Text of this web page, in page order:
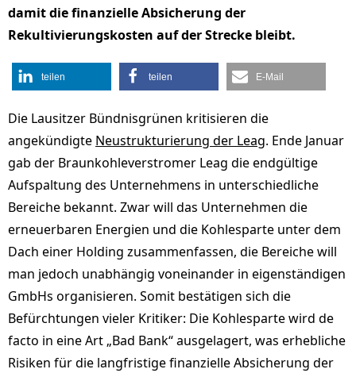
damit die finanzielle Absicherung der
Rekultivierungskosten auf der Strecke bleibt.
teilen teilen E-Mail
Die Lausitzer Bündnisgrünen kritisieren die
angekündigte Neustrukturierung der Leag. Ende Januar
gab der Braunkohleverstromer Leag die endgültige
Aufspaltung des Unternehmens in unterschiedliche
Bereiche bekannt. Zwar will das Unternehmen die
erneuerbaren Energien und die Kohlesparte unter dem
Dach einer Holding zusammenfassen, die Bereiche will
man jedoch unabhängig voneinander in eigenständigen
GmbHs organisieren. Somit bestätigen sich die
Befürchtungen vieler Kritiker: Die Kohlesparte wird de
facto in eine Art „Bad Bank“ ausgelagert, was erhebliche
Risiken für die langfristige finanzielle Absicherung der